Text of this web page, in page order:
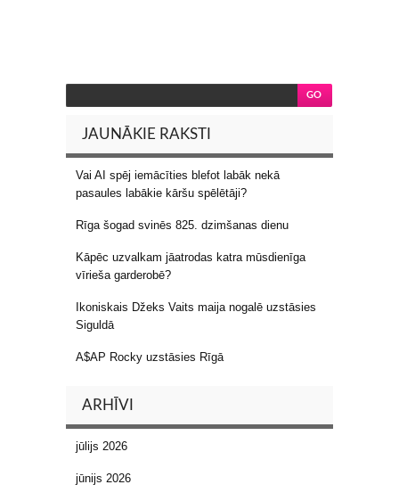
JAUNĀKIE RAKSTI
Vai AI spēj iemācīties blefot labāk nekā
pasaules labākie kāršu spēlētāji?
Rīga šogad svinēs 825. dzimšanas dienu
Kāpēc uzvalkam jāatrodas katra mūsdienīga
vīrieša garderobē?
Ikoniskais Džeks Vaits maija nogalē uzstāsies
Siguldā
A$AP Rocky uzstāsies Rīgā
ARHĪVI
jūlijs 2026
jūnijs 2026